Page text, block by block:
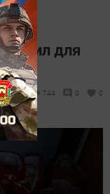
для
744 0 0